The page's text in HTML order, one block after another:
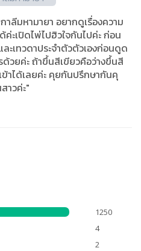
ลีมหามายา อยากดูเรื่องความ
ค่ะเปิดไพ่ไปฮิวใจกันไปค่ะ ก่อน
ะเทวดาประจำตัวตัวเองก่อนดูด
ด้วยค่ะ ถ้าขึ้นสีเขียวคือว่างขึ้นสี
ข้าได้เลยค่ะ คุยกันปรึกษากันคุ
าวค่ะ"
1250
4
2